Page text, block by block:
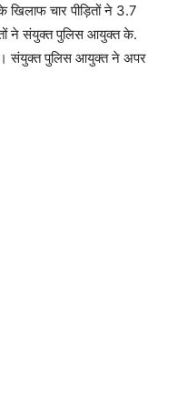
चार पीड़ितों ने 3.7
ने संयुक्त पुलिस आयुक्त के.
संयुक्त पुलिस आयुक्त ने अपर